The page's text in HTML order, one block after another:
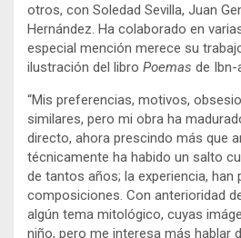
otros, con Soledad Sevilla, Juan
Hernández. Ha colaborado en
especial mención merece su
ilustración del libro Poemas de Ibn-
“Mis preferencias, motivos,
similares, pero mi obra ha
directo, ahora prescindo más que
técnicamente ha habido un salto
de tantos años; la experiencia, han
composiciones. Con anterioridad
algún tema mitológico, cuyas
niño, pero me interesa más hablar